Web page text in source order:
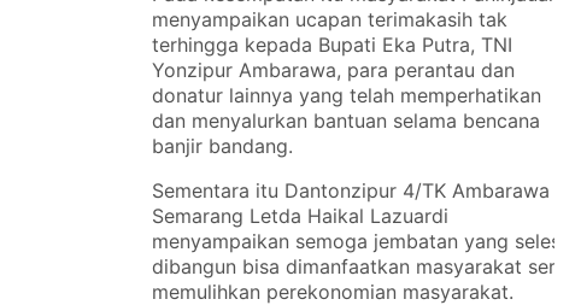
menyampaikan ucapan terimakasih tak
terhingga kepada Bupati Eka Putra, TNI
Yonzipur Ambarawa, para perantau dan
donatur lainnya yang telah memperhatikan
dan menyalurkan bantuan selama bencana
banjir bandang.
Sementara itu Dantonzipur 4/TK Ambarawa
Semarang Letda Haikal Lazuardi
menyampaikan semoga jembatan yang selesai
dibangun bisa dimanfaatkan masyarakat serta
memulihkan perekonomian masyarakat.